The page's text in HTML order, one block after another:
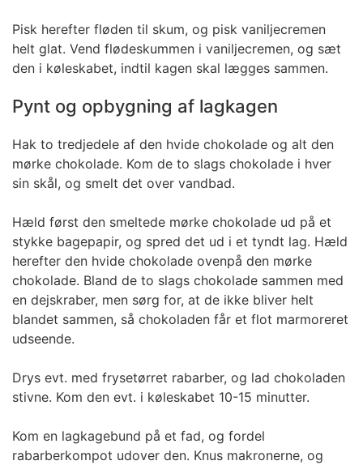
Pisk herefter fløden til skum, og pisk vaniljecremen
helt glat. Vend flødeskummen i vaniljecremen, og sæt
den i køleskabet, indtil kagen skal lægges sammen.
Pynt og opbygning af lagkagen
Hak to tredjedele af den hvide chokolade og alt den
mørke chokolade. Kom de to slags chokolade i hver
sin skål, og smelt det over vandbad.
Hæld først den smeltede mørke chokolade ud på et
stykke bagepapir, og spred det ud i et tyndt lag. Hæld
herefter den hvide chokolade ovenpå den mørke
chokolade. Bland de to slags chokolade sammen med
en dejskraber, men sørg for, at de ikke bliver helt
blandet sammen, så chokoladen får et flot marmoreret
udseende.
Drys evt. med frysetørret rabarber, og lad chokoladen
stivne. Kom den evt. i køleskabet 10-15 minutter.
Kom en lagkagebund på et fad, og fordel
rabarberkompot udover den. Knus makronerne, og